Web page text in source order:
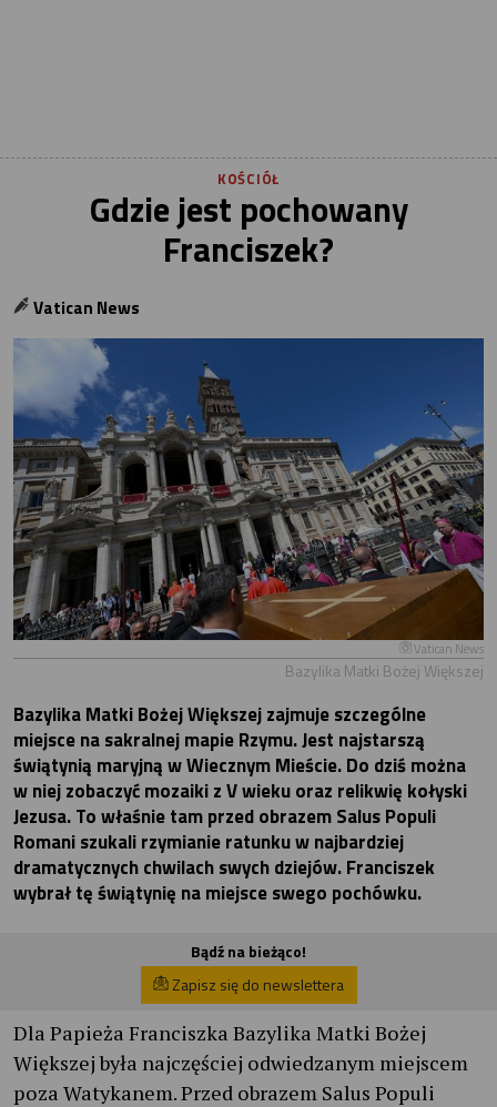
KOŚCIÓŁ
Gdzie jest pochowany
Franciszek?
Vatican News
Vatican News
Bazylika Matki Bożej Większej
Bazylika Matki Bożej Większej zajmuje szczególne
miejsce na sakralnej mapie Rzymu. Jest najstarszą
świątynią maryjną w Wiecznym Mieście. Do dziś można
w niej zobaczyć mozaiki z V wieku oraz relikwię kołyski
Jezusa. To właśnie tam przed obrazem Salus Populi
Romani szukali rzymianie ratunku w najbardziej
dramatycznych chwilach swych dziejów. Franciszek
wybrał tę świątynię na miejsce swego pochówku.
Bądź na bieżąco!
Zapisz się do newslettera
Dla Papieża Franciszka Bazylika Matki Bożej
Większej była najczęściej odwiedzanym miejscem
poza Watykanem. Przed obrazem Salus Populi